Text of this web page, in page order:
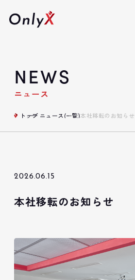
NEWS
ニュース
トップ ニュース(一覧)本社移転のお知らせ
2026.06.15
本社移転のお知らせ